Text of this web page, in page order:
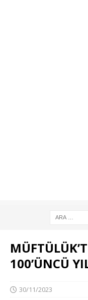
100’ÜNCÜ
30/11/2023